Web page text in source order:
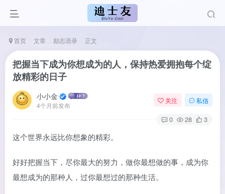
首页 文章 励志语录 正文
把握当下成为你想成为的人，保持热爱拥抱每个绽
放精彩的日子
小小金
4个月前发布
关注 私信
0 28 3
这个世界永远比你想象的精彩。
好好把握当下，尽你最大的努力，做你最想做的事，成为你
最想成为的那种人，过你最想过的那种生活。